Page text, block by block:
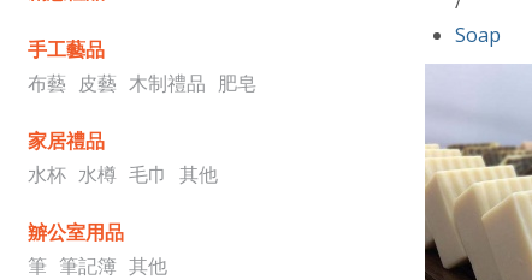
手工藝品
布藝 皮藝 木制禮品 肥皂
家居禮品
水杯 水樽 毛巾 其他
辧公室用品
筆 筆記簿 其他
Soap